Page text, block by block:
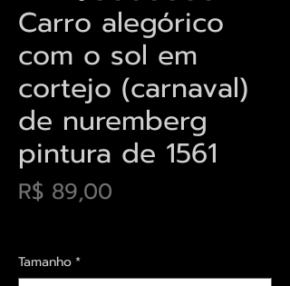
Carro alegórico
com o sol em
cortejo (carnaval)
de nuremberg
pintura de 1561
R$ 89,00
Tamanho*